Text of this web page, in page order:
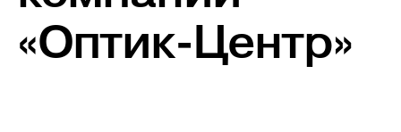
«Оптик-Центр»